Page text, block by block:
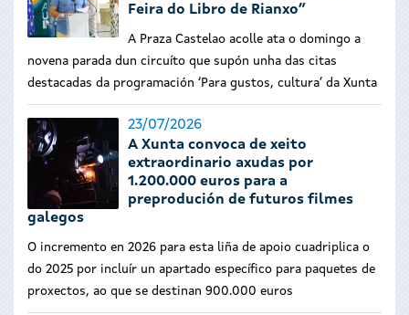
Feira do Libro de Rianxo”
A Praza Castelao acolle ata o domingo a
novena parada dun circuíto que supón unha das citas
destacadas da programación ‘Para gustos, cultura’ da Xunta
23/07/2026
A Xunta convoca de xeito
extraordinario axudas por
1.200.000 euros para a
preprodución de futuros filmes
galegos
O incremento en 2026 para esta liña de apoio cuadriplica o
do 2025 por incluír un apartado específico para paquetes de
proxectos, ao que se destinan 900.000 euros